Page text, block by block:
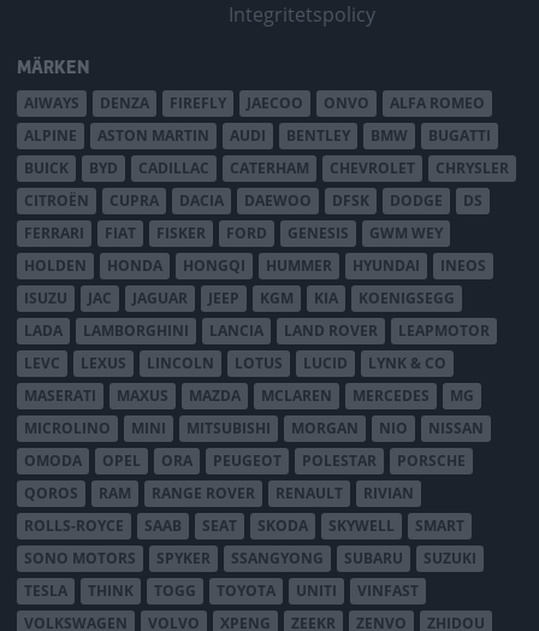
Integritetspolicy
MÄRKEN
AIWAYS DENZA FIREFLY JAECOO ONVO
ALFA ROMEO
ALPINE
ASTON MARTIN AUDI BENTLEY BMW
BUGATTI
BUICK
BYD CADILLAC CATERHAM CHEVROLET
CHRYSLER
CITROËN
CUPRA DACIA DAEWOO DFSK DODGE
DS
FERRARI
FIAT FISKER FORD GENESIS
GWM WEY
HOLDEN
HONDA HONGQI HUMMER HYUNDAI
INEOS
ISUZU
JAC JAGUAR JEEP KGM KIA
KOENIGSEGG
LADA
LAMBORGHINI LANCIA LAND ROVER
LEAPMOTOR
LEVC
LEXUS LINCOLN LOTUS LUCID
LYNK & CO
MASERATI
MAXUS MAZDA MCLAREN MERCEDES
MG
MICROLINO
MINI MITSUBISHI MORGAN NIO
NISSAN
OMODA
OPEL ORA PEUGEOT POLESTAR
PORSCHE
QOROS
RAM RANGE ROVER RENAULT
RIVIAN
ROLLS-ROYCE
SAAB SEAT SKODA SKYWELL
SMART
SONO MOTORS
SPYKER SSANGYONG SUBARU
SUZUKI
TESLA
THINK TOGG TOYOTA UNITI
VINFAST
VOLKSWAGEN
VOLVO XPENG ZEEKR ZENVO ZHIDOU